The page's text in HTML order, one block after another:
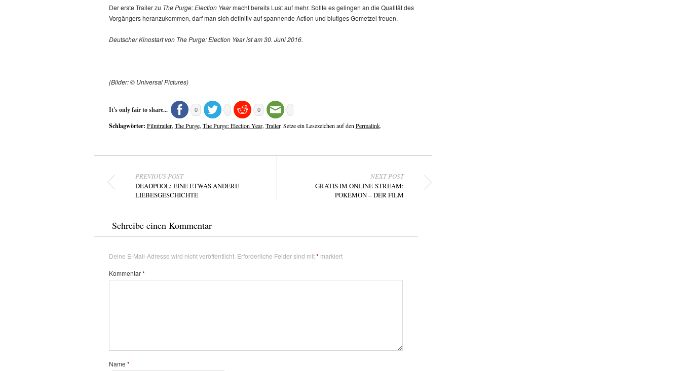
Der erste Trailer zu The Purge: Election Yearmacht bereits Lust auf mehr. Sollte es gelingen an die Qualität des
Vorgängers heranzukommen, darf man sich definitiv auf spannende Action und blutiges Gemetzel freuen.
Deutscher Kinostart von The Purge: Election Year ist am 30. Juni 2016.
(Bilder: © Universal Pictures)
It's only fair to share... 0 0
Schlagwörter: Filmtrailer, The Purge, The Purge: Election Year, Trailer. Setze ein Lesezeichen auf den Permalink.
PREVIOUS POST
DEADPOOL: EINE ETWAS ANDERE
LIEBESGESCHICHTE
NEXT POST
GRATIS IM ONLINE-STREAM:
POKÉMON – DER FILM
Schreibe einen Kommentar
Deine E-Mail-Adresse wird nicht veröffentlicht. Erforderliche Felder sind mit* markiert
Kommentar*
Name *